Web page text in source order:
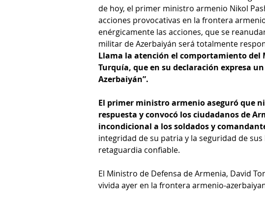
de hoy, el primer ministro armenio Nikol
acciones provocativas en la frontera
enérgicamente las acciones, que se
militar de Azerbaiyán será totalmente
Llama la atención el comportamiento del
Turquía, que en su declaración expresa
Azerbaiyán”.
El primer ministro armenio aseguró que
respuesta y convocó los ciudadanos de
incondicional a los soldados y
integridad de su patria y la seguridad de
retaguardia confiable.
El Ministro de Defensa de Armenia, David
vivida ayer en la frontera armenio-